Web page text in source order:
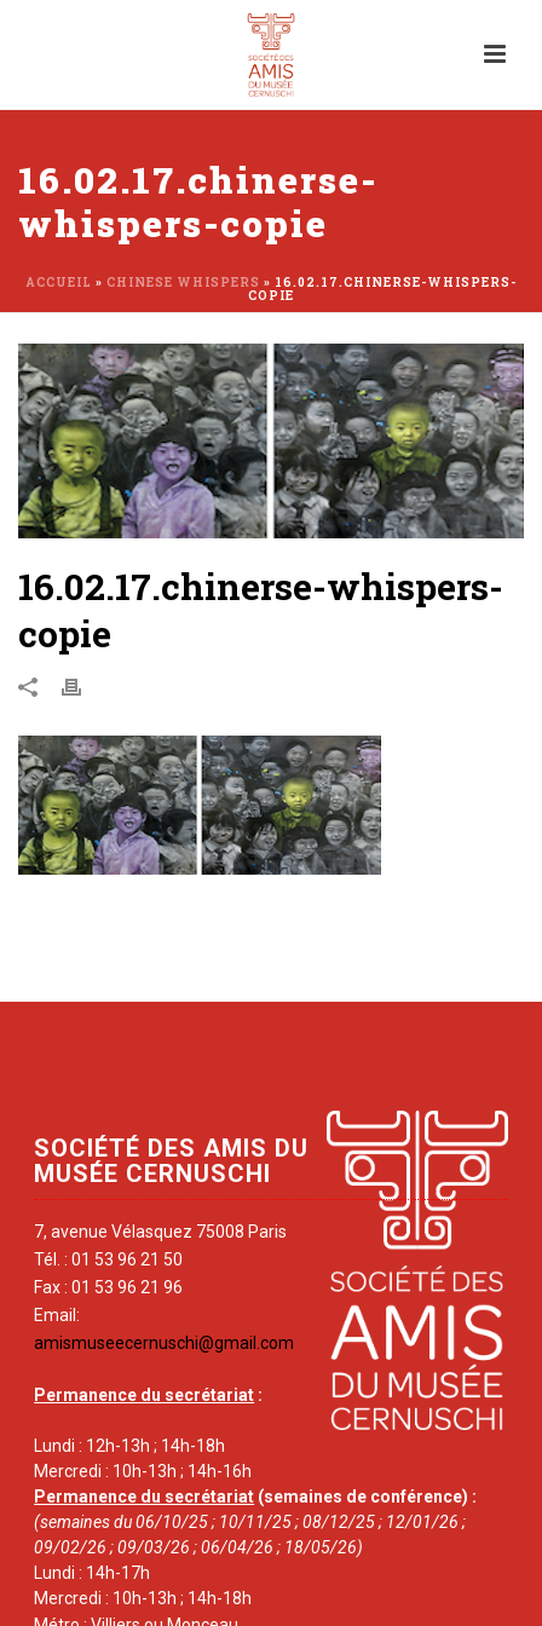
16.02.17.chinerse-
whispers-copie
ACCUEIL » CHINESE WHISPERS » 16.02.17.CHINERSE-WHISPERS-
COPIE
16.02.17.chinerse-whispers-
copie
SOCIÉTÉ DES AMIS DU
MUSÉE CERNUSCHI
7, avenue Vélasquez 75008 Paris
Tél. : 01 53 96 21 50
Fax : 01 53 96 21 96
Email:
amismuseecernuschi@gmail.com
Permanence du secrétariat :
Lundi : 12h-13h ; 14h-18h
Mercredi : 10h-13h ; 14h-16h
Permanence du secrétariat (semaines de conférence) :
(semaines du 06/10/25 ; 10/11/25 ; 08/12/25 ; 12/01/26 ;
09/02/26 ; 09/03/26 ; 06/04/26 ; 18/05/26)
Lundi : 14h-17h
Mercredi : 10h-13h ; 14h-18h